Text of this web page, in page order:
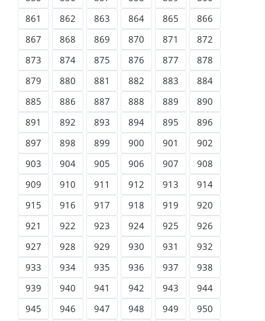
861
862 863 864 865
866
867
868 869 870 871
872
873
874 875 876 877
878
879
880 881 882 883
884
885
886 887 888 889
890
891
892 893 894 895
896
897
898 899 900 901
902
903
904 905 906 907
908
909
910 911 912 913
914
915
916 917 918 919
920
921
922 923 924 925
926
927
928 929 930 931
932
933
934 935 936 937
938
939
940 941 942 943
944
945
946 947 948 949
950